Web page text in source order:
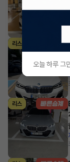
리스
리스
오늘 하루 그